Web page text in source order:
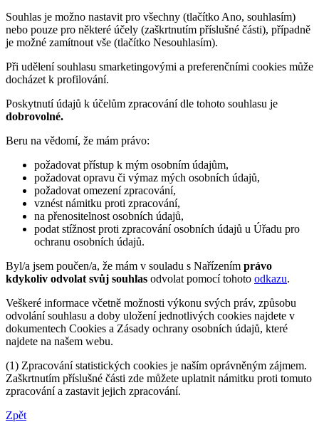
Souhlas je možno nastavit pro všechny (tlačítko Ano, souhlasím)
nebo pouze pro některé účely (zaškrtnutím příslušné části), případně
je možné zamítnout vše (tlačítko Nesouhlasím).
Při udělení souhlasu smarketingovými a preferenčními cookies může
docházet k profilování.
Poskytnutí údajů k účelům zpracování dle tohoto souhlasu je
dobrovolné.
Beru na vědomí, že mám právo:
požadovat přístup k mým osobním údajům,
požadovat opravu či výmaz mých osobních údajů,
požadovat omezení zpracování,
vznést námitku proti zpracování,
na přenositelnost osobních údajů,
podat stížnost proti zpracování osobních údajů u Úřadu pro
ochranu osobních údajů.
Byl/a jsem poučen/a, že mám v souladu s Nařízením právo
kdykoliv odvolat svůj souhlas odvolat pomocí tohoto odkazu.
Veškeré informace včetně možnosti výkonu svých práv, způsobu
odvolání souhlasu a doby uložení jednotlivých cookies najdete v
dokumentech Cookies a Zásady ochrany osobních údajů, které
najdete na našem webu.
(1) Zpracování statistických cookies je naším oprávněným zájmem.
Zaškrtnutím příslušné části zde můžete uplatnit námitku proti tomuto
zpracování a zastavit jejich zpracování.
Zpět